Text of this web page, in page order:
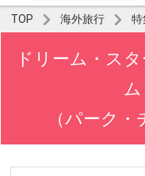
TOP 海外旅行 特
ドリーム・ス
（パーク